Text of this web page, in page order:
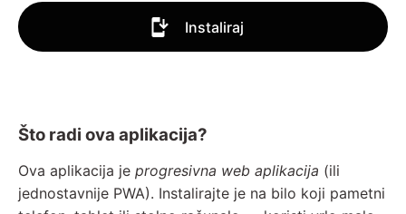
Instaliraj
Što radi ova aplikacija?
Ova aplikacija je progresivna web aplikacija (ili
jednostavnije PWA). Instalirajte je na bilo koji pametni